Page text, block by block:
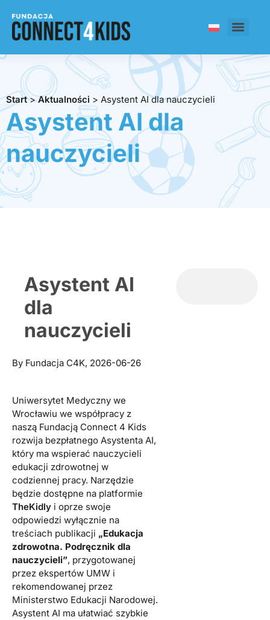
Start>Aktualności > Asystent AI dla nauczycieli
Asystent AI dla
nauczycieli
Asystent AI
dla
nauczycieli
By Fundacja C4K, 2026-06-26
Uniwersytet Medyczny we
Wrocławiu we współpracy z
naszą Fundacją Connect 4 Kids
rozwija bezpłatnego Asystenta AI,
który ma wspierać nauczycieli
edukacji zdrowotnej w
codziennej pracy. Narzędzie
będzie dostępne na platformie
TheKidly i oprze swoje
odpowiedzi wyłącznie na
treściach publikacji „Edukacja
zdrowotna. Podręcznik dla
nauczycieli”, przygotowanej
przez ekspertów UMW i
rekomendowanej przez
Ministerstwo Edukacji Narodowej.
Asystent AI ma ułatwiać szybkie